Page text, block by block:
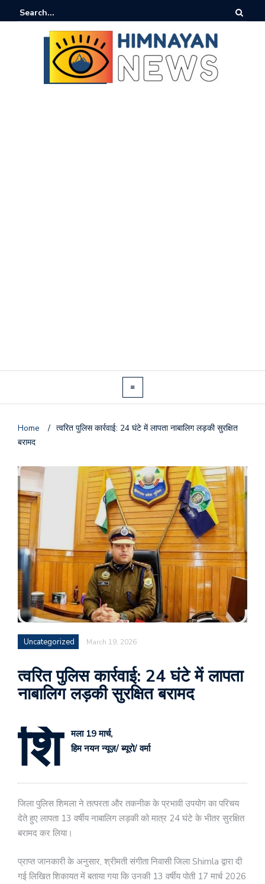
Home / त्वरित पुलिस कार्रवाई: 24 घंटे में लापता नाबालिग लड़की सुरक्षित
बरामद
Uncategorized March 19, 2026
त्वरित पुलिस कार्रवाई: 24 घंटे में लापता
नाबालिग लड़की सुरक्षित बरामद
शि
मला 19 मार्च,
हिम नयन न्यूज़/ ब्यूरो/ वर्मा
जिला पुलिस शिमला ने तत्परता और तकनीक के प्रभावी उपयोग का परिचय
देते हुए लापता 13 वर्षीय नाबालिग लड़की को मात्र 24 घंटे के भीतर सुरक्षित
बरामद कर लिया।
प्राप्त जानकारी के अनुसार, श्रीमती संगीता निवासी जिला Shimla द्वारा दी
गई लिखित शिकायत में बताया गया कि उनकी 13 वर्षीय पोती 17 मार्च 2026